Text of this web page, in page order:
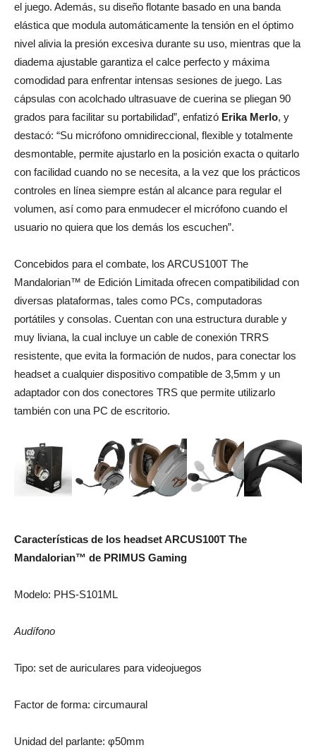
el juego. Además, su diseño flotante basado en una banda
elástica que modula automáticamente la tensión en el óptimo
nivel alivia la presión excesiva durante su uso, mientras que la
diadema ajustable garantiza el calce perfecto y máxima
comodidad para enfrentar intensas sesiones de juego. Las
cápsulas con acolchado ultrasuave de cuerina se pliegan 90
grados para facilitar su portabilidad”, enfatizó Erika Merlo, y
destacó: “Su micrófono omnidireccional, flexible y totalmente
desmontable, permite ajustarlo en la posición exacta o quitarlo
con facilidad cuando no se necesita, a la vez que los prácticos
controles en línea siempre están al alcance para regular el
volumen, así como para enmudecer el micrófono cuando el
usuario no quiera que los demás los escuchen”.
Concebidos para el combate, los ARCUS100T The
Mandalorian™ de Edición Limitada ofrecen compatibilidad con
diversas plataformas, tales como PCs, computadoras
portátiles y consolas. Cuentan con una estructura durable y
muy liviana, la cual incluye un cable de conexión TRRS
resistente, que evita la formación de nudos, para conectar los
headset a cualquier dispositivo compatible de 3,5mm y un
adaptador con dos conectores TRS que permite utilizarlo
también con una PC de escritorio.
Características de los headset ARCUS100T The
Mandalorian™ de PRIMUS Gaming
Modelo: PHS-S101ML
Audífono
Tipo: set de auriculares para videojuegos
Factor de forma: circumaural
Unidad del parlante: φ50mm